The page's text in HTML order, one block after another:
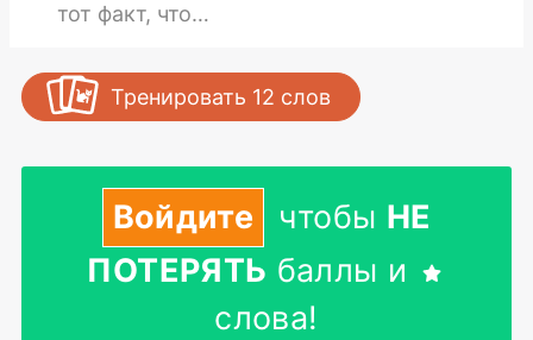
тот факт, что…
Тренировать 12 слов
Войдите чтобы НЕ
ПОТЕРЯТЬ баллы и
слова!